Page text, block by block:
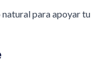
para apoyar tu